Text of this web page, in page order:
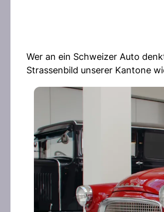
Wer an ein Schweizer Auto
Strassenbild unserer Kantone